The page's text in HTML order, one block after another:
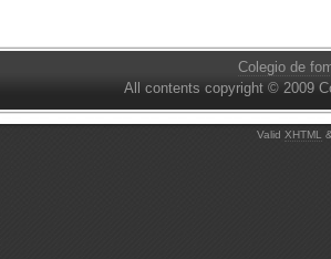
Colegio de
All contents copyright © 2009
Valid XHTML